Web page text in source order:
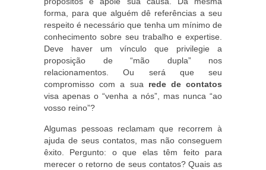
forma, para que alguém dê referências a seu
respeito é necessário que tenha um mínimo de
conhecimento sobre seu trabalho e expertise.
Deve haver um vínculo que privilegie a
proposição de “mão dupla” nos
relacionamentos. Ou será que seu
compromisso com a sua rede de contatos
visa apenas o “venha a nós”, mas nunca “ao
vosso reino”?
Algumas pessoas reclamam que recorrem à
ajuda de seus contatos, mas não conseguem
êxito. Pergunto: o que elas têm feito para
merecer o retorno de seus contatos? Quais as